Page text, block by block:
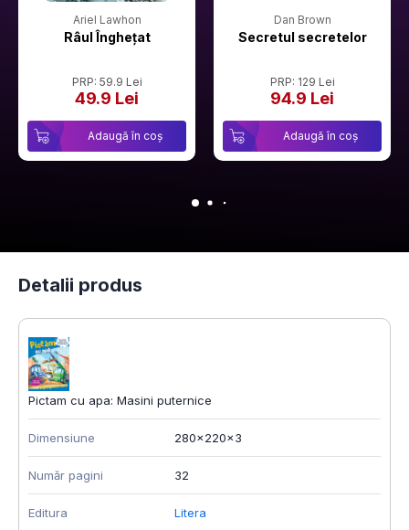
Ariel Lawhon
Râul Înghețat
PRP: 59.9 Lei
49.9 Lei
Adaugă în coș
Dan Brown
Secretul secretelor
PRP: 129 Lei
94.9 Lei
Adaugă în coș
Detalii produs
Pictam cu apa: Masini puternice
Dimensiune 280x220x3
Număr pagini 32
Editura Litera